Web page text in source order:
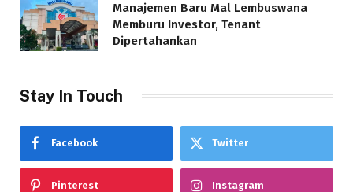
Manajemen Baru Mal Lembuswana
Memburu Investor, Tenant
Dipertahankan
Stay In Touch
Facebook Twitter
Pinterest Instagram